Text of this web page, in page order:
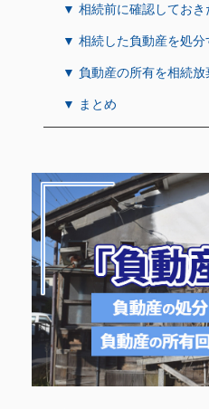
▼ 相続前に確認しておき
▼ 相続した負動産を処分
▼ 負動産の所有を相続放
▼ まとめ